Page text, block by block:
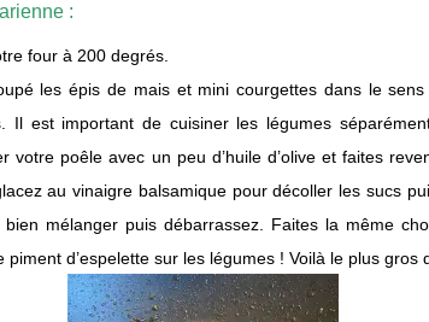
:
four à 200 degrés.
les épis de mais et mini courgettes dans le
Il est important de cuisiner les légumes
votre poêle avec un peu d’huile d’olive et faites
au vinaigre balsamique pour décoller les sucs
mélanger puis débarrassez. Faites la même
d’espelette sur les légumes ! Voilà le plus gros